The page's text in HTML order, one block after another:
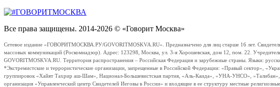
Все права защищены. 2014-2026 © «Говорит Москва»
Сетевое издание «ГОВОРИТМОСКВА.РУ/GOVORITMOSKVA.RU». Предназначено для лиц старше 16 лет.
массовых коммуникаций (Роскомнадзор). Адрес: 123298, Москва, ул. 3-я Хорошевская, дом 12, пом. 22.
GOVORITMOSKVA.RU. Территория распространения – Российская Федерация и зарубежные страны. Языки:
*Экстремистские и террористические организации, запрещенные в Российской Федерации: «Правый сектор»,
группировок «Хайят Тахрир аш-Шам», Национал-Большевистская партия, «Аль-Каида», «УНА-УНСО»,
организация «Управленческий центр Свидетелей Иеговы в России» и входящие в ее структуру местные